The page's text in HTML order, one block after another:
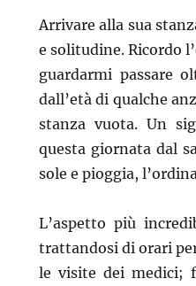
Arrivare alla sua
e solitudine. Ricordo
guardarmi passare
dall’età di qualche
stanza vuota. Un
questa giornata dal
sole e pioggia,
L’aspetto più
trattandosi di orari
le visite dei medici;